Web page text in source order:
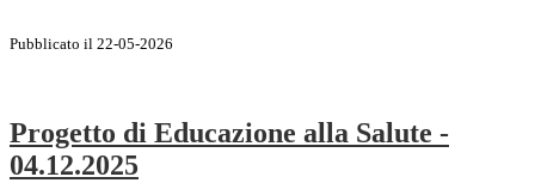
Pubblicato il 22-05-2026
Progetto di Educazione alla Salute -
04.12.2025